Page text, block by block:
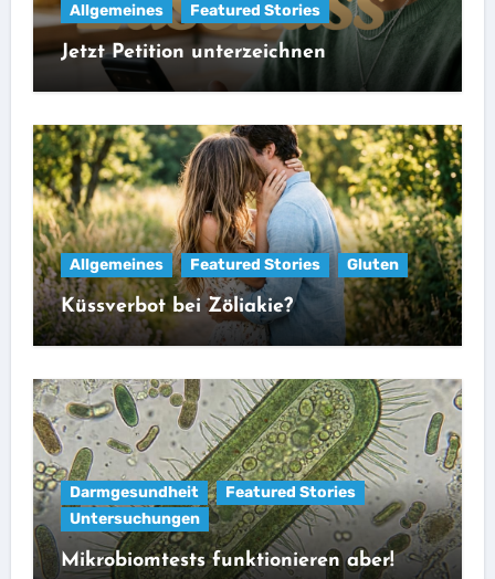
Allgemeines Featured Stories
Jetzt Petition unterzeichnen
Allgemeines Featured Stories Gluten
Küssverbot bei Zöliakie?
Darmgesundheit
Featured Stories
Untersuchungen
Mikrobiomtests funktionieren aber!